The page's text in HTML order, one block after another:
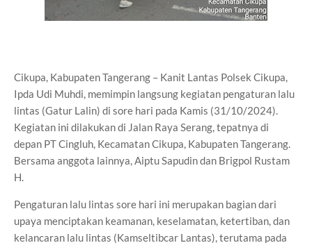
Cikupa, Kabupaten Tangerang – Kanit Lantas Polsek Cikupa,
Ipda Udi Muhdi, memimpin langsung kegiatan pengaturan lalu
lintas (Gatur Lalin) di sore hari pada Kamis (31/10/2024).
Kegiatan ini dilakukan di Jalan Raya Serang, tepatnya di
depan PT Cingluh, Kecamatan Cikupa, Kabupaten Tangerang.
Bersama anggota lainnya, Aiptu Sapudin dan Brigpol Rustam
H.
Pengaturan lalu lintas sore hari ini merupakan bagian dari
upaya menciptakan keamanan, keselamatan, ketertiban, dan
kelancaran lalu lintas (Kamseltibcar Lantas), terutama pada